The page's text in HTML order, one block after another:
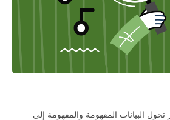
البيانات المفهومة والمفهومة إلى